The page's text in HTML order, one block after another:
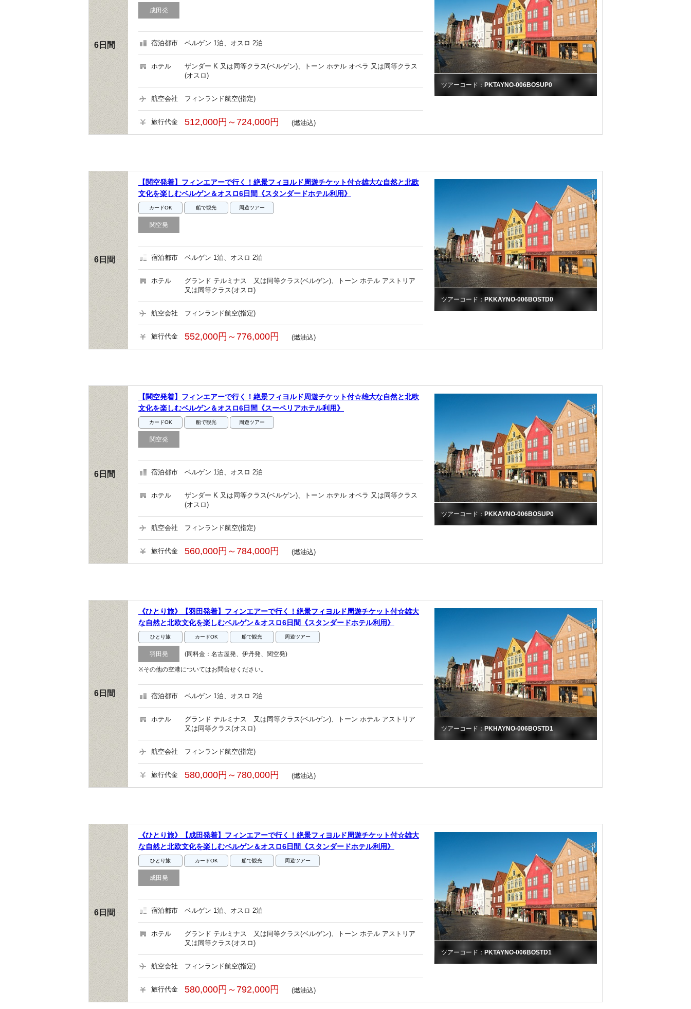
6日間
成田発
宿泊都市 ベルゲン 1泊、オスロ 2泊
ホテル
ザンダー K 又は同等クラス(ベルゲン)、トーン ホテル オペラ 又は同等クラス
(オスロ)
航空会社 フィンランド航空(指定)
旅行代金 512,000円～724,000円 (燃油込)
ツアーコード：PKTAYNO-006BOSUP0
6日間
【関空発着】フィンエアーで行く！絶景フィヨルド周遊チケット付☆雄大な自然と北欧
文化を楽しむベルゲン＆オスロ6日間《スタンダードホテル利用》
カードOK 船で観光 周遊ツアー
関空発
宿泊都市 ベルゲン 1泊、オスロ 2泊
ホテル
グランド テルミナス 又は同等クラス(ベルゲン)、トーン ホテル アストリア
又は同等クラス(オスロ)
航空会社 フィンランド航空(指定)
旅行代金 552,000円～776,000円 (燃油込)
ツアーコード：PKKAYNO-006BOSTD0
6日間
【関空発着】フィンエアーで行く！絶景フィヨルド周遊チケット付☆雄大な自然と北欧
文化を楽しむベルゲン＆オスロ6日間《スーペリアホテル利用》
カードOK 船で観光 周遊ツアー
関空発
宿泊都市 ベルゲン 1泊、オスロ 2泊
ホテル
ザンダー K 又は同等クラス(ベルゲン)、トーン ホテル オペラ 又は同等クラス
(オスロ)
航空会社 フィンランド航空(指定)
旅行代金 560,000円～784,000円 (燃油込)
ツアーコード：PKKAYNO-006BOSUP0
6日間
《ひとり旅》【羽田発着】フィンエアーで行く！絶景フィヨルド周遊チケット付☆雄大
な自然と北欧文化を楽しむベルゲン＆オスロ6日間《スタンダードホテル利用》
ひとり旅 カードOK 船で観光 周遊ツアー
羽田発 (同料金：名古屋発、伊丹発、関空発)
※その他の空港についてはお問合せください。
宿泊都市 ベルゲン 1泊、オスロ 2泊
ホテル
グランド テルミナス 又は同等クラス(ベルゲン)、トーン ホテル アストリア
又は同等クラス(オスロ)
航空会社 フィンランド航空(指定)
旅行代金 580,000円～780,000円 (燃油込)
ツアーコード：PKHAYNO-006BOSTD1
6日間
《ひとり旅》【成田発着】フィンエアーで行く！絶景フィヨルド周遊チケット付☆雄大
な自然と北欧文化を楽しむベルゲン＆オスロ6日間《スタンダードホテル利用》
ひとり旅 カードOK 船で観光 周遊ツアー
成田発
宿泊都市 ベルゲン 1泊、オスロ 2泊
ホテル
グランド テルミナス 又は同等クラス(ベルゲン)、トーン ホテル アストリア
又は同等クラス(オスロ)
航空会社 フィンランド航空(指定)
旅行代金 580,000円～792,000円 (燃油込)
ツアーコード：PKTAYNO-006BOSTD1